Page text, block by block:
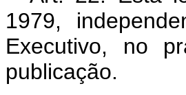
1979,
Executivo, no
publicação.